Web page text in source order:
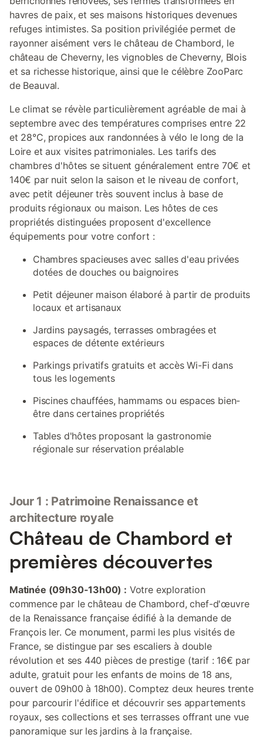
havres de paix, et ses maisons historiques devenues
refuges intimistes. Sa position privilégiée permet de
rayonner aisément vers le château de Chambord, le
château de Cheverny, les vignobles de Cheverny, Blois
et sa richesse historique, ainsi que le célèbre ZooParc
de Beauval.
Le climat se révèle particulièrement agréable de mai à
septembre avec des températures comprises entre 22
et 28°C, propices aux randonnées à vélo le long de la
Loire et aux visites patrimoniales. Les tarifs des
chambres d'hôtes se situent généralement entre 70€ et
140€ par nuit selon la saison et le niveau de confort,
avec petit déjeuner très souvent inclus à base de
produits régionaux ou maison. Les hôtes de ces
propriétés distinguées proposent d'excellence
équipements pour votre confort :
Chambres spacieuses avec salles d'eau privées
dotées de douches ou baignoires
Petit déjeuner maison élaboré à partir de produits
locaux et artisanaux
Jardins paysagés, terrasses ombragées et
espaces de détente extérieurs
Parkings privatifs gratuits et accès Wi-Fi dans
tous les logements
Piscines chauffées, hammams ou espaces bien-
être dans certaines propriétés
Tables d'hôtes proposant la gastronomie
régionale sur réservation préalable
Jour 1 : Patrimoine Renaissance et
architecture royale
Château de Chambord et
premières découvertes
Matinée (09h30-13h00) : Votre exploration
commence par le château de Chambord, chef-d'œuvre
de la Renaissance française édifié à la demande de
François Ier. Ce monument, parmi les plus visités de
France, se distingue par ses escaliers à double
révolution et ses 440 pièces de prestige (tarif : 16€ par
adulte, gratuit pour les enfants de moins de 18 ans,
ouvert de 09h00 à 18h00). Comptez deux heures trente
pour parcourir l'édifice et découvrir ses appartements
royaux, ses collections et ses terrasses offrant une vue
panoramique sur les jardins à la française.